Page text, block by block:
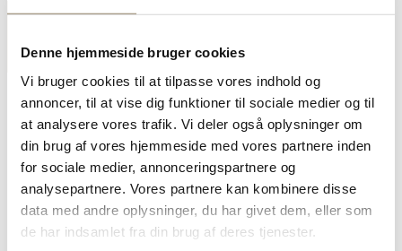
Denne hjemmeside bruger cookies
Vi bruger cookies til at tilpasse vores indhold og
annoncer, til at vise dig funktioner til sociale medier og til
at analysere vores trafik. Vi deler også oplysninger om
din brug af vores hjemmeside med vores partnere inden
for sociale medier, annonceringspartnere og
analysepartnere. Vores partnere kan kombinere disse
data med andre oplysninger, du har givet dem, eller som
de har indsamlet fra din brug af deres tjenester.
For medlemmer
Anlæg og pleje
Arbejdsmiljø
Egeprocessionsspinder
Foreningsdokumenter
Garanti